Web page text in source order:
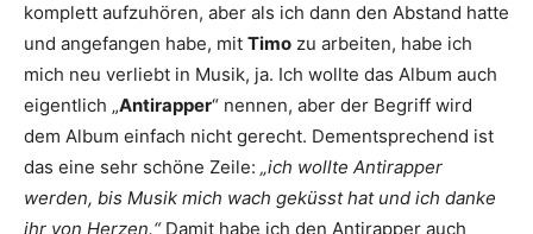
komplett aufzuhören, aber als ich dann den Abstand hatte
und angefangen habe, mit Timo zu arbeiten, habe ich
mich neu verliebt in Musik, ja. Ich wollte das Album auch
eigentlich „Antirapper“ nennen, aber der Begriff wird
dem Album einfach nicht gerecht. Dementsprechend ist
das eine sehr schöne Zeile: „ich wollte Antirapper
werden, bis Musik mich wach geküsst hat und ich danke
ihr von Herzen.“Damit habe ich den Antirapper auch